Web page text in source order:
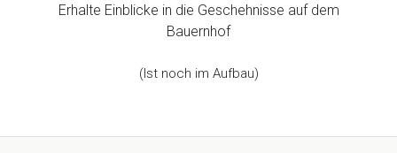
Erhalte Einblicke in die Geschehnisse auf dem
Bauernhof
(Ist noch im Aufbau)